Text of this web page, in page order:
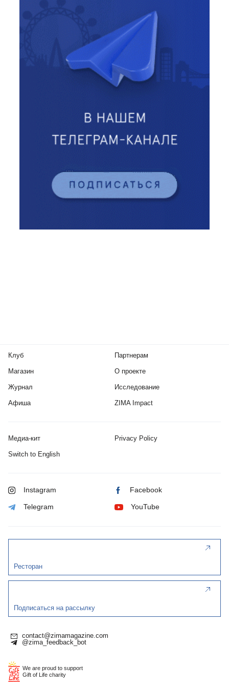
Клуб
Магазин
Журнал
Афиша
Партнерам
О проекте
Исследование
ZIMA Impact
Медиа-кит Privacy Policy
Switch to English
Instagram Facebook
Telegram YouTube
Ресторан
Подписаться на рассылку
contact@zimamagazine.com
@zima_feedback_bot
We are proud to support
Gift of Life charity